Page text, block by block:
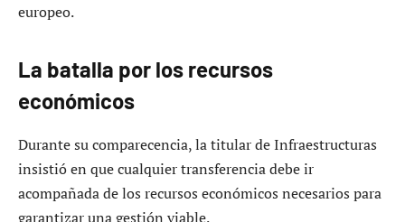
europeo.
La batalla por los recursos
económicos
Durante su comparecencia, la titular de Infraestructuras
insistió en que cualquier transferencia debe ir
acompañada de los recursos económicos necesarios para
garantizar una gestión viable.